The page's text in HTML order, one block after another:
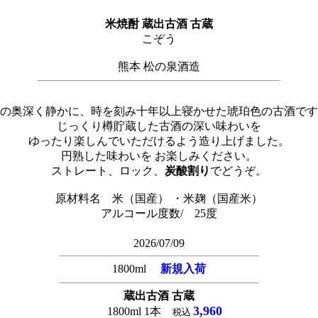
米焼酎 蔵出古酒 古蔵
こぞう
熊本 松の泉酒造
奥深く静かに、時を刻み十年以上寝かせた琥珀色の古酒で
じっくり樽貯蔵した古酒の深い味わいを
ゆったり楽しんでいただけるよう造り上げました。
円熟した味わいを お楽しみください。
ストレート、ロック、 炭酸割り でどうぞ。
原材料名 米（国産） ・米麹（国産米）
アルコール度数/ 25度
2026/07/09
1800ml 新規入荷
蔵出古酒 古蔵
1800ml 1本 税込 3,960